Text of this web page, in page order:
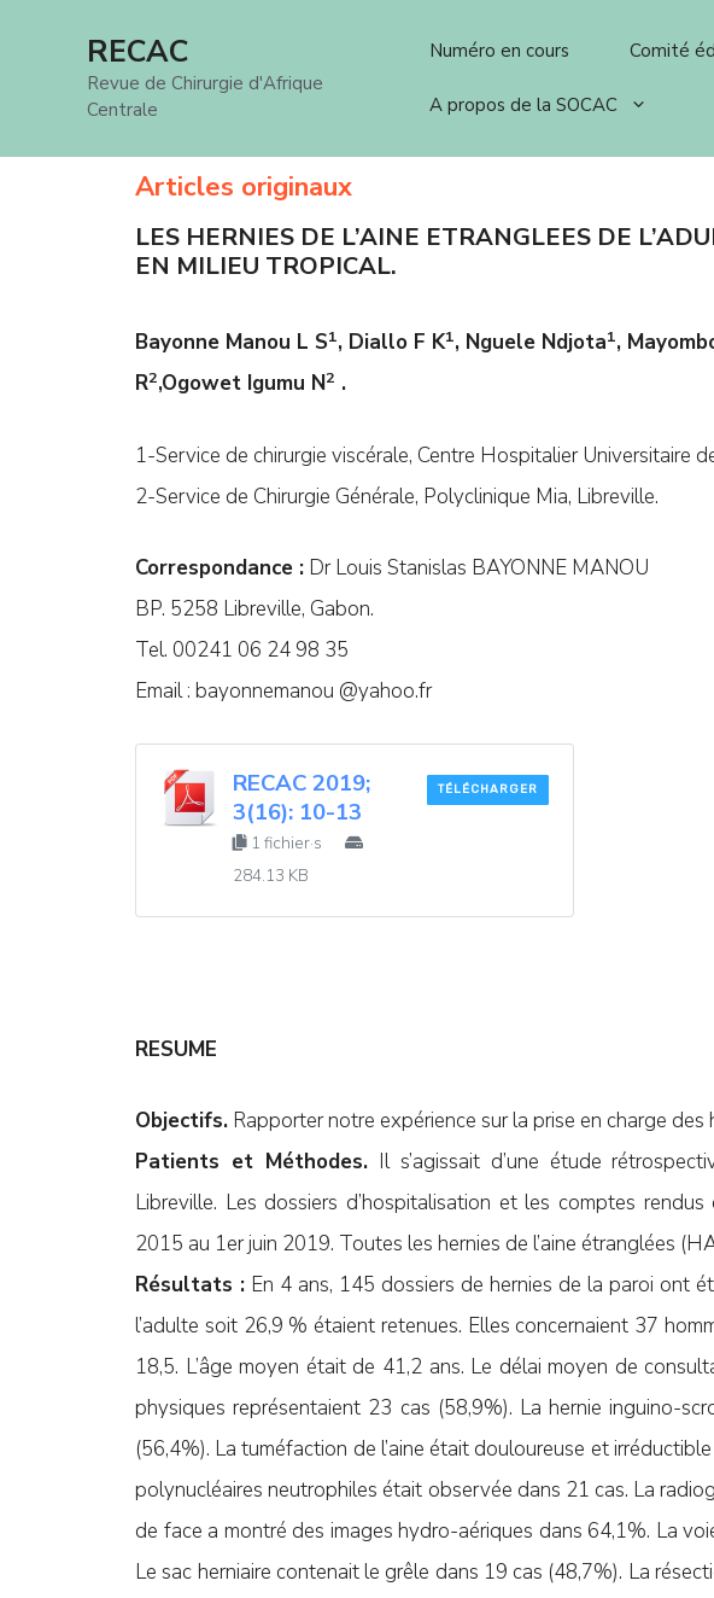
RECAC
Revue de Chirurgie d'Afrique
Centrale
Numéro en cours Comité
A propos de la SOCAC
Articles originaux
LES HERNIES DE L’AINE ETRANGLEES DE
EN MILIEU TROPICAL.
Bayonne Manou L S1, Diallo F K1, Nguele Ndjota1,
R2,Ogowet Igumu N2 .
1-Service de chirurgie viscérale, Centre Hospitalier Universitaire
2-Service de Chirurgie Générale, Polyclinique Mia, Libreville.
Correspondance : Dr Louis Stanislas BAYONNE MANOU
BP. 5258 Libreville, Gabon.
Tel. 00241 06 24 98 35
Email : bayonnemanou @yahoo.fr
RECAC 2019;
3(16): 10-13
1 fichier·s
284.13 KB
TÉLÉCHARGER
RESUME
Objectifs. Rapporter notre expérience sur la prise en charge des
Patients et Méthodes.Il s’agissait d’une étude
Libreville. Les dossiers d’hospitalisation et les comptes
2015 au 1er juin 2019. Toutes les hernies de l’aine étranglées
Résultats : En 4 ans, 145 dossiers de hernies de la paroi ont
l’adulte soit 26,9 % étaient retenues. Elles concernaient 37
18,5. L’âge moyen était de 41,2 ans. Le délai moyen de
physiques représentaient 23 cas (58,9%). La hernie inguino-
(56,4%). La tuméfaction de l’aine était douloureuse et
polynucléaires neutrophiles était observée dans 21 cas. La
de face a montré des images hydro-aériques dans 64,1%. La
Le sac herniaire contenait le grêle dans 19 cas (48,7%). La